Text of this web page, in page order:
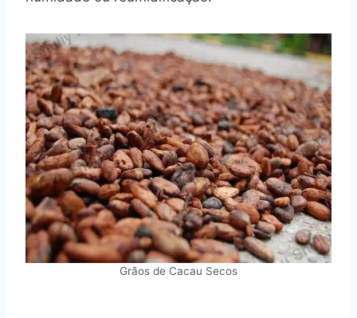
Grãos de Cacau Secos